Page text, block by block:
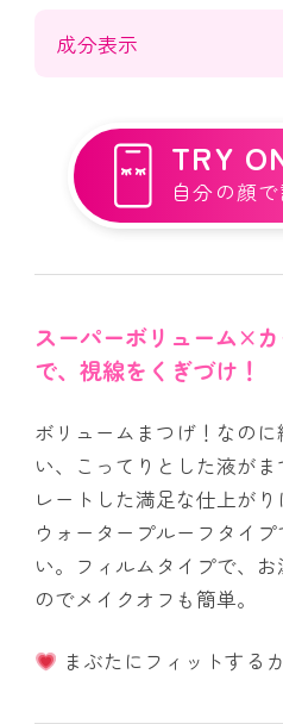
成分表示
TRY
自分の顔
スーパーボリューム×
で、視線をくぎづけ！
ボリュームまつげ！なの
い、こってりとした液が
レートした満足な仕上がり
ウォータープルーフタイ
い。フィルムタイプで、
のでメイクオフも簡単。
まぶたにフィットする